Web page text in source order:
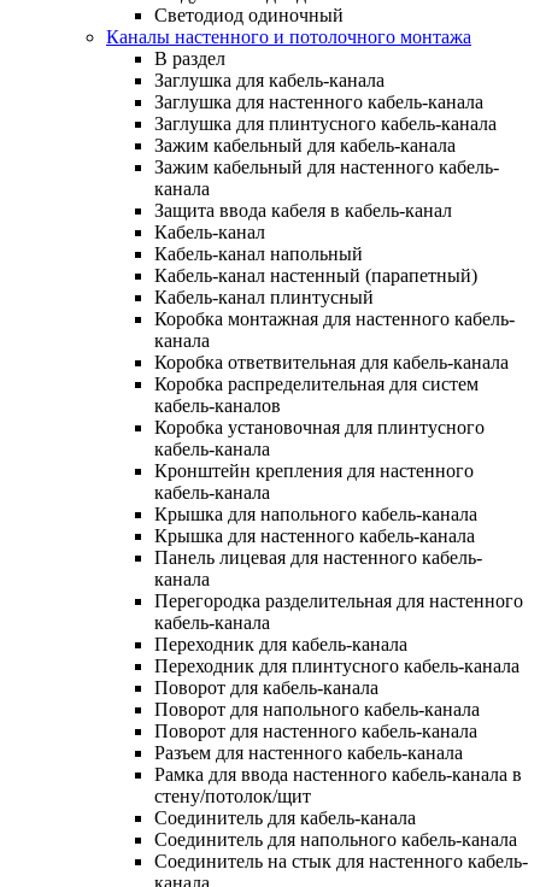
Светодиод одиночный
Каналы настенного и потолочного монтажа
В раздел
Заглушка для кабель-канала
Заглушка для настенного кабель-канала
Заглушка для плинтусного кабель-канала
Зажим кабельный для кабель-канала
Зажим кабельный для настенного кабель-
канала
Защита ввода кабеля в кабель-канал
Кабель-канал
Кабель-канал напольный
Кабель-канал настенный (парапетный)
Кабель-канал плинтусный
Коробка монтажная для настенного кабель-
канала
Коробка ответвительная для кабель-канала
Коробка распределительная для систем
кабель-каналов
Коробка установочная для плинтусного
кабель-канала
Кронштейн крепления для настенного
кабель-канала
Крышка для напольного кабель-канала
Крышка для настенного кабель-канала
Панель лицевая для настенного кабель-
канала
Перегородка разделительная для настенного
кабель-канала
Переходник для кабель-канала
Переходник для плинтусного кабель-канала
Поворот для кабель-канала
Поворот для напольного кабель-канала
Поворот для настенного кабель-канала
Разъем для настенного кабель-канала
Рамка для ввода настенного кабель-канала в
стену/потолок/щит
Соединитель для кабель-канала
Соединитель для напольного кабель-канала
Соединитель на стык для настенного кабель-
канала